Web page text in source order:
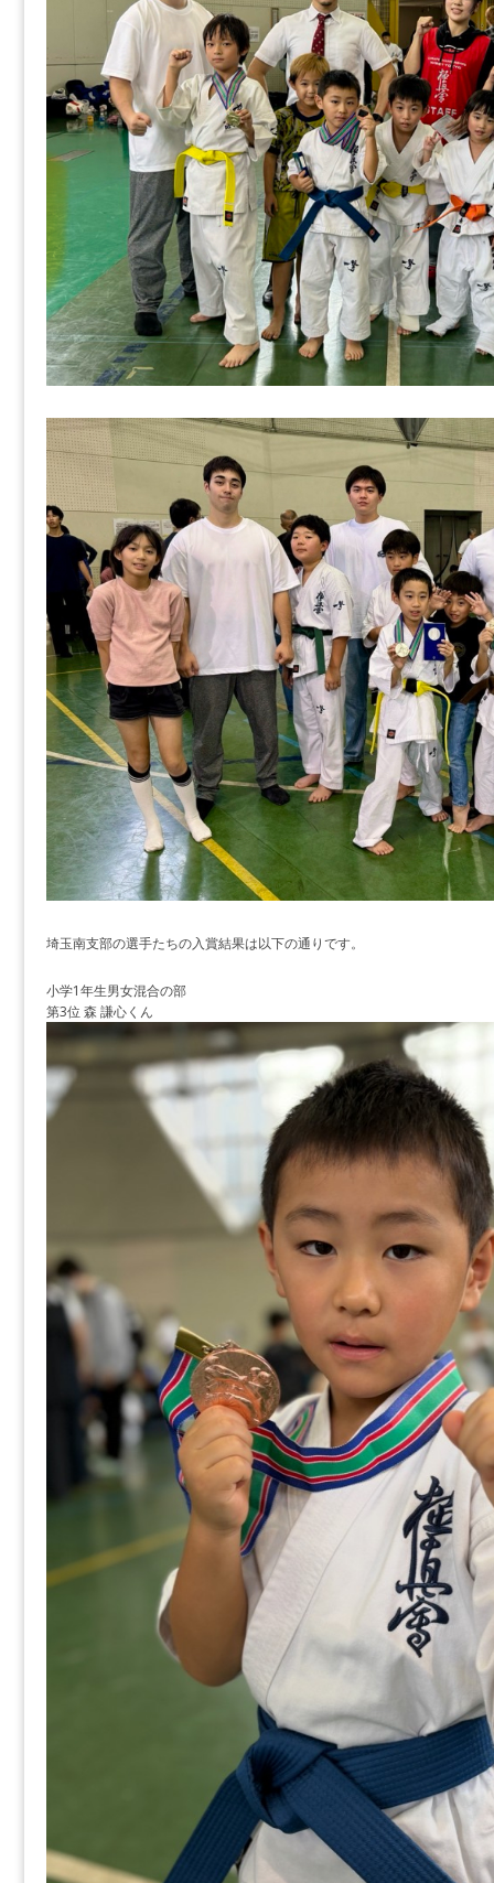
埼玉南支部の選手たちの入賞結果は以下の通りです。
小学1年生男女混合の部
第3位 森 謙心くん